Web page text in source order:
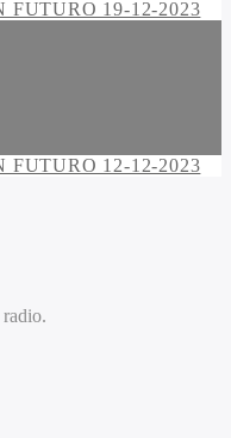
FUTURO 19-12-2023
FUTURO 12-12-2023